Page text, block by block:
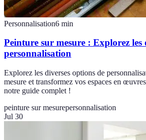
Personnalisation6 min
Peinture sur mesure : Explorez les
personnalisation
Explorez les diverses options de
mesure et transformez vos espaces en
notre guide complet !
peinture sur mesurepersonnalisation
Jul 30